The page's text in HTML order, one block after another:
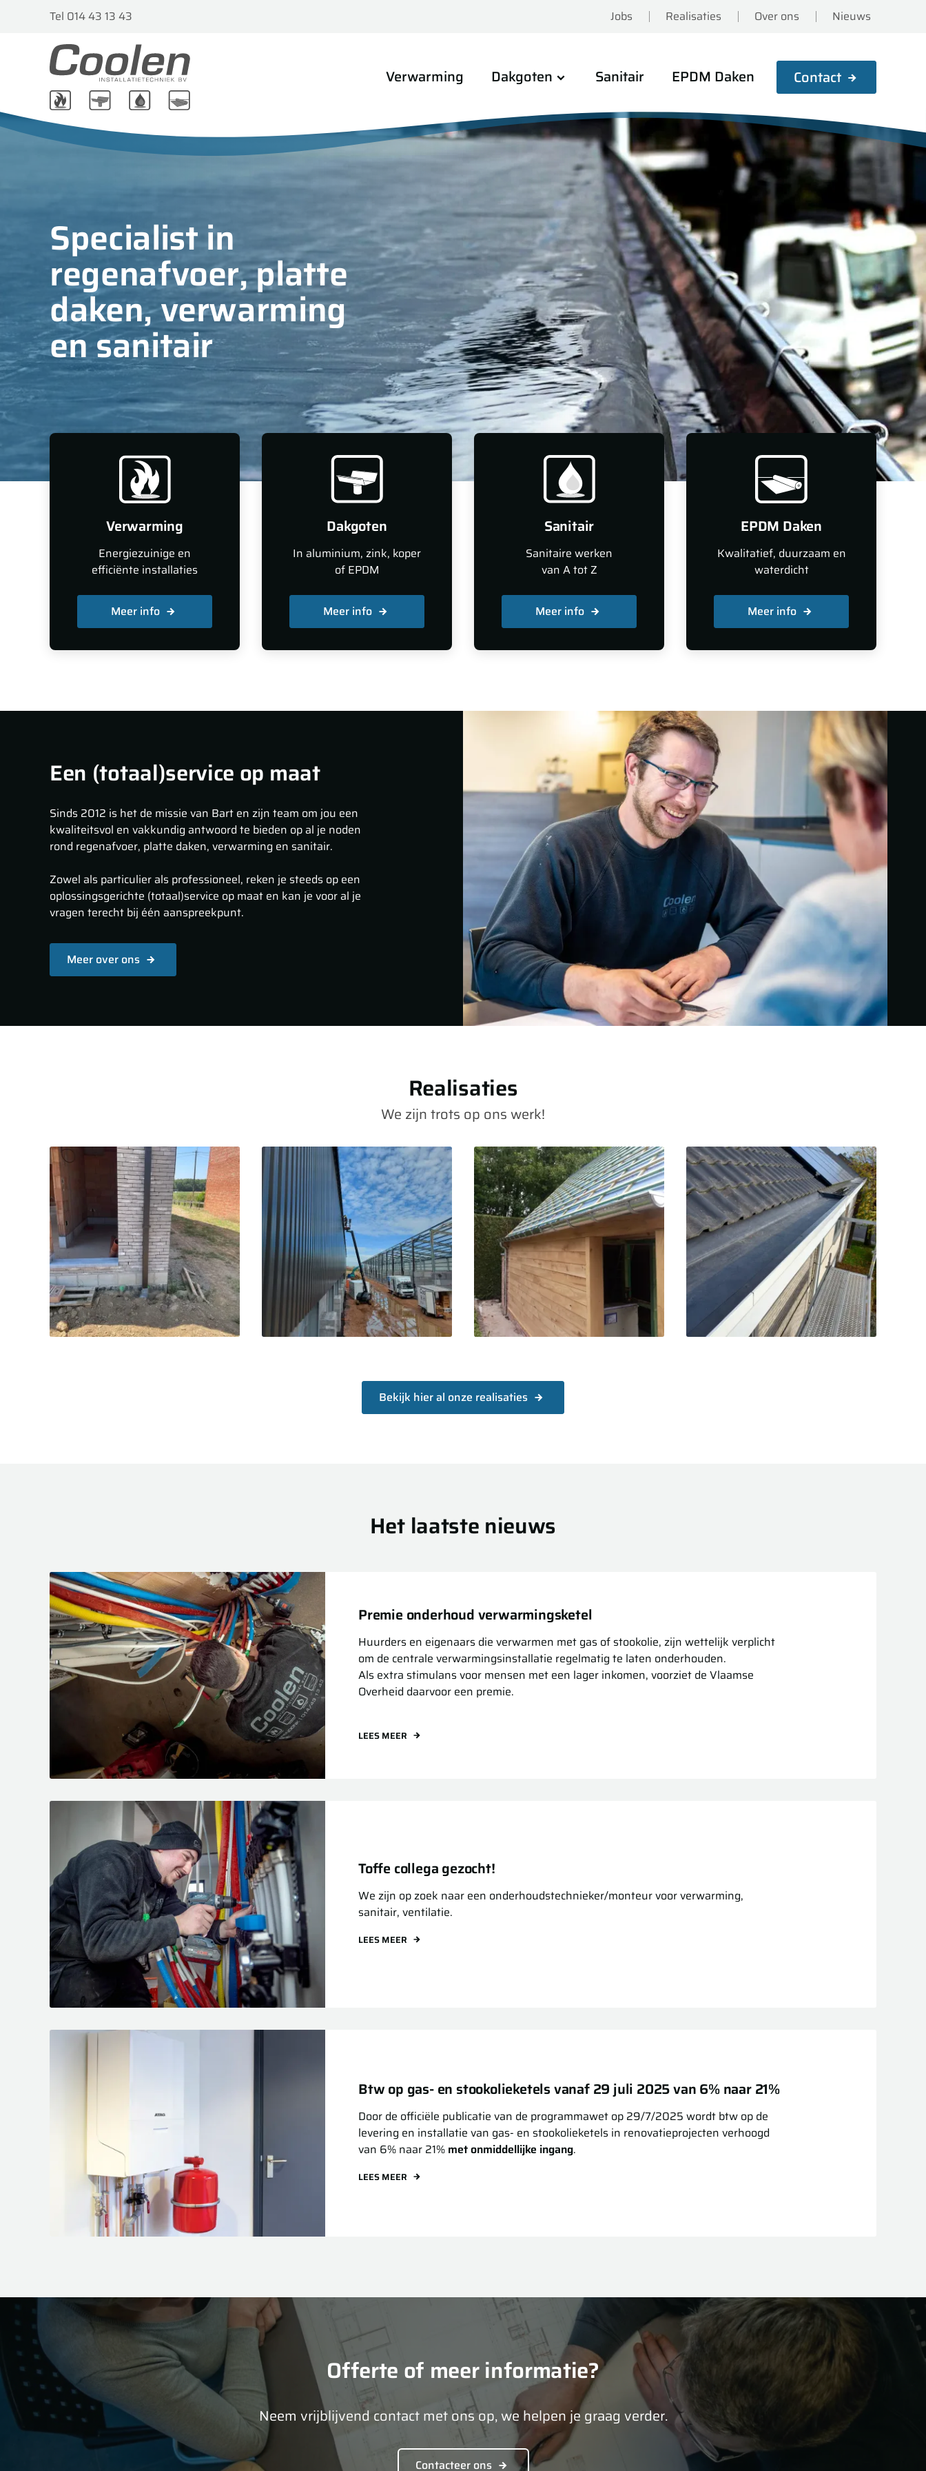
Tel 014 43 13 43
Verwarming Dakgoten Sanitair EPDM Daken Contact
Jobs Realisaties Over ons Nieuws
Specialist in
regenafvoer, platte
daken, verwarming
en sanitair
Verwarming
Energiezuinige en
efficiënte installaties
Meer info
Dakgoten
In aluminium, zink, koper
of EPDM
Meer info
Sanitair
Sanitaire werken
van A tot Z
Meer info
EPDM Daken
Kwalitatief, duurzaam en
waterdicht
Meer info
Een (totaal)service op maat
Sinds 2012 is het de missie van Bart en zijn team om jou een
kwaliteitsvol en vakkundig antwoord te bieden op al je noden
rond regenafvoer, platte daken, verwarming en sanitair.
Zowel als particulier als professioneel, reken je steeds op een
oplossingsgerichte (totaal)service op maat en kan je voor al je
vragen terecht bij één aanspreekpunt.
Meer over ons
Realisaties
We zijn trots op ons werk!
Bekijk hier al onze realisaties
Het laatste nieuws
Premie onderhoud verwarmingsketel
Huurders en eigenaars die verwarmen met gas of stookolie, zijn wettelijk verplicht
om de centrale verwarmingsinstallatie regelmatig te laten onderhouden.
Als extra stimulans voor mensen met een lager inkomen, voorziet de Vlaamse
Overheid daarvoor een premie.
LEES MEER
Toffe collega gezocht!
We zijn op zoek naar een onderhoudstechnieker/monteur voor verwarming,
sanitair, ventilatie.
LEES MEER
Btw op gas- en stookolieketels vanaf 29 juli 2025 van 6% naar 21%
Door de officiële publicatie van de programmawet op 29/7/2025 wordt btw op de
levering en installatie van gas- en stookolieketels in renovatieprojecten verhoogd
van 6% naar 21% met onmiddellijke ingang.
LEES MEER
Offerte of meer informatie?
Neem vrijblijvend contact met ons op, we helpen je graag verder.
Contacteer ons